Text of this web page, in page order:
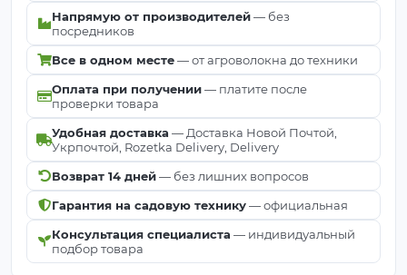
Напрямую от производителей— без
посредников
Все в одном месте— от агроволокна до техники
Оплата при получении— платите после
проверки товара
Удобная доставка — Доставка Новой Почтой,
Укрпочтой, Rozetka Delivery, Delivery
Возврат 14 дней— без лишних вопросов
Гарантия на садовую технику— официальная
Консультация специалиста — индивидуальный
подбор товара